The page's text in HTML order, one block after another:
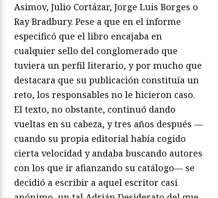
Asimov, Julio Cortázar, Jorge Luis Borges o
Ray Bradbury. Pese a que en el informe
especificó que el libro encajaba en
cualquier sello del conglomerado que
tuviera un perfil literario, y por mucho que
destacara que su publicación constituía un
reto, los responsables no le hicieron caso.
El texto, no obstante, continuó dando
vueltas en su cabeza, y tres años después —
cuando su propia editorial había cogido
cierta velocidad y andaba buscando autores
con los que ir afianzando su catálogo— se
decidió a escribir a aquel escritor casi